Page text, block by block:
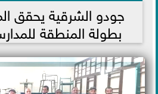
جودو الشرقية يحقق
بطولة المنطقة